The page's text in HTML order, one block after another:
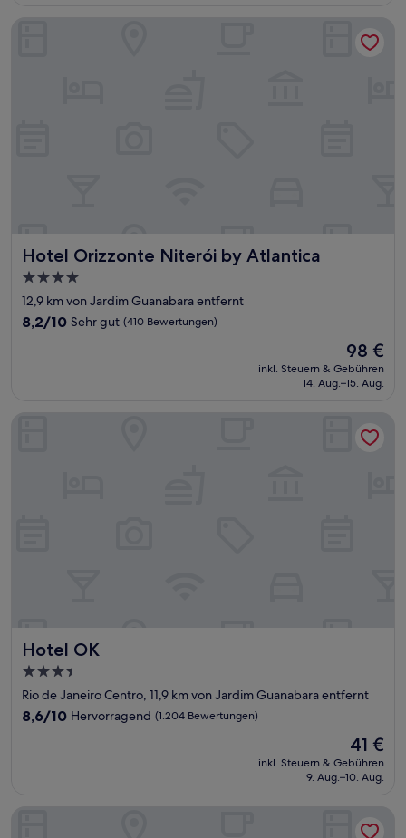
Hotel Orizzonte Niterói by Atlantica
Hotel Orizzonte Niterói by Atlantica
4.0-
Sterne-
Unterkunft
12,9 km von Jardim Guanabara entfernt
8.2
Bewertungen)
8,2/10 Sehr gut (410 Bewertungen)
Der
Preis
beträgt
98 €
inkl. Steuern & Gebühren
14. Aug.–15. Aug.
Hotel OK
Hotel OK
3.5-
Sterne-
Unterkunft
Rio de Janeiro Centro, 11,9 km von Jardim Guanabara entfernt
8.6
8,6/10 Hervorragend (1.204 Bewertungen)
Der
Preis
beträgt
41 €
inkl. Steuern & Gebühren
9. Aug.–10. Aug.
Hotel OK